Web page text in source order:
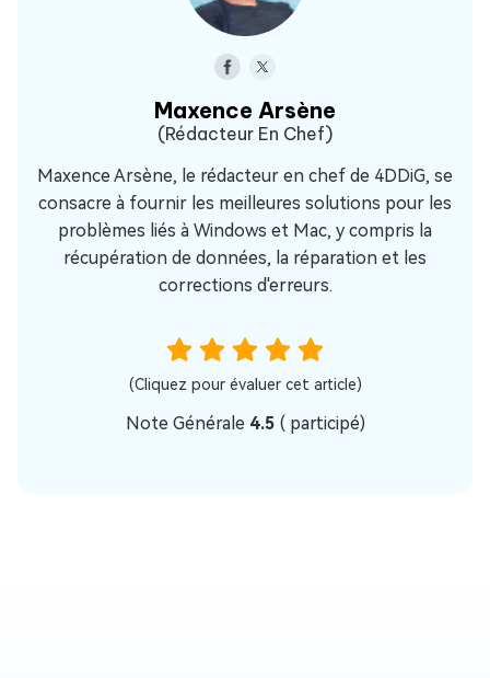
Maxence Arsène
(Rédacteur En Chef)
Maxence Arsène, le rédacteur en chef de 4DDiG, se
consacre à fournir les meilleures solutions pour les
problèmes liés à Windows et Mac, y compris la
récupération de données, la réparation et les
corrections d'erreurs.
(Cliquez pour évaluer cet article)
Note Générale 4.5 ( participé)